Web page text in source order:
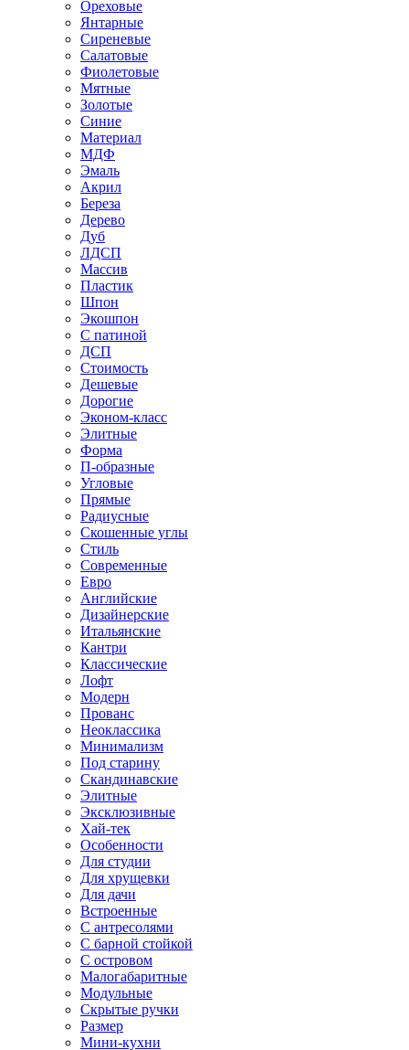
Ореховые
Янтарные
Сиреневые
Салатовые
Фиолетовые
Мятные
Золотые
Синие
Материал
МДФ
Эмаль
Акрил
Береза
Дерево
Дуб
ЛДСП
Массив
Пластик
Шпон
Экошпон
С патиной
ДСП
Стоимость
Дешевые
Дорогие
Эконом-класс
Элитные
Форма
П-образные
Угловые
Прямые
Радиусные
Скошенные углы
Стиль
Современные
Евро
Английские
Дизайнерские
Итальянские
Кантри
Классические
Лофт
Модерн
Прованс
Неоклассика
Минимализм
Под старину
Скандинавские
Элитные
Эксклюзивные
Хай-тек
Особенности
Для студии
Для хрущевки
Для дачи
Встроенные
С антресолями
С барной стойкой
С островом
Малогабаритные
Модульные
Скрытые ручки
Размер
Мини-кухни